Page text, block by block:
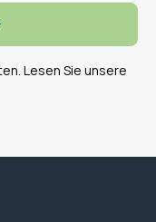
Lesen Sie unsere